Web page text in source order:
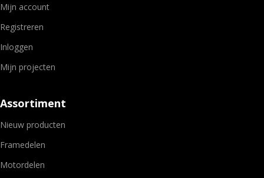
Mijn account
Registreren
Inloggen
Mijn projecten
Assortiment
Nieuw producten
Framedelen
Motordelen